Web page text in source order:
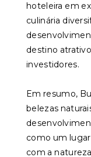
hoteleira em
culinária
destino
investidores.
Em resumo,
belezas
como um
com a